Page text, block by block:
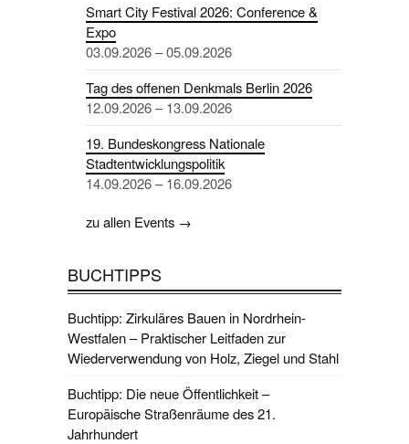
Smart City Festival 2026: Conference &
Expo
03.09.2026 – 05.09.2026
Tag des offenen Denkmals Berlin 2026
12.09.2026 – 13.09.2026
19. Bundeskongress Nationale
Stadtentwicklungspolitik
14.09.2026 – 16.09.2026
zu allen Events →
BUCHTIPPS
Buchtipp: Zirkuläres Bauen in Nordrhein-
Westfalen – Praktischer Leitfaden zur
Wiederverwendung von Holz, Ziegel und Stahl
Buchtipp: Die neue Öffentlichkeit –
Europäische Straßenräume des 21.
Jahrhundert